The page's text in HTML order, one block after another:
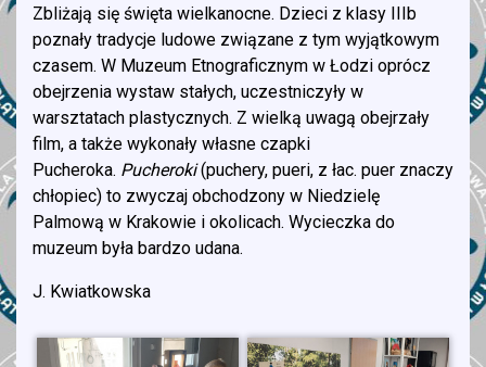
Zbliżają się święta wielkanocne. Dzieci z klasy IIIb
poznały tradycje ludowe związane z tym wyjątkowym
czasem. W Muzeum Etnograficznym w Łodzi oprócz
obejrzenia wystaw stałych, uczestniczyły w
warsztatach plastycznych. Z wielką uwagą obejrzały
film, a także wykonały własne czapki
Pucheroka. Pucheroki (puchery, pueri, z łac. puer znaczy
chłopiec) to zwyczaj obchodzony w Niedzielę
Palmową w Krakowie i okolicach. Wycieczka do
muzeum była bardzo udana.
J. Kwiatkowska